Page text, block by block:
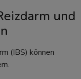
und
(IBS) können